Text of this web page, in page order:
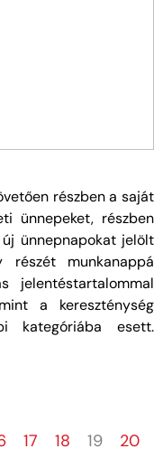
részben a saját
ünnepeket, részben
ünnepnapokat jelölt
munkanappá
jelentéstartalommal
a kereszténység
kategóriába esett.
17 18 19
20